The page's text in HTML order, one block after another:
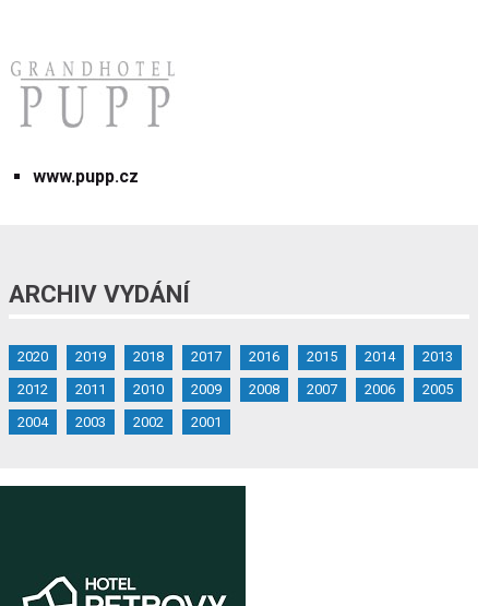
www.pupp.cz
ARCHIV VYDÁNÍ
2020 2019 2018 2017 2016 2015 2014
2013
2012
2011 2010 2009 2008 2007 2006
2005
2004
2003 2002 2001